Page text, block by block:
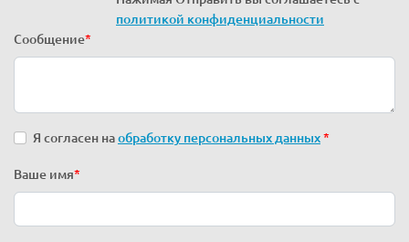
политикой конфиденциальности
Сообщение*
Я согласен наобработку персональных данных*
Ваше имя*